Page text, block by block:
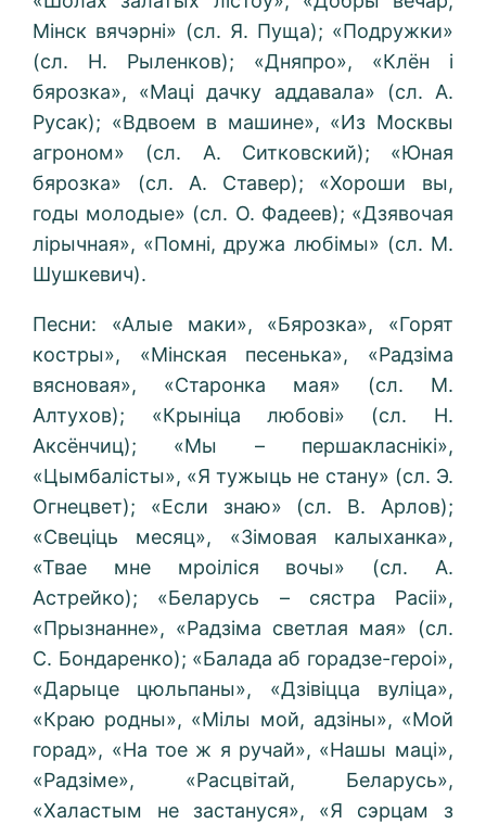
Мінск вячэрні» (сл. Я. Пуща); «Подружки»
(сл. Н. Рыленков); «Дняпро», «Клён i
бярозка», «Маці дачку аддавала» (сл. А.
Русак); «Вдвоем в машине», «Из Москвы
агроном» (сл. А. Ситковский); «Юная
бярозка» (сл. А. Ставер); «Хороши вы,
годы молодые» (сл. О. Фадеев); «Дзявочая
лірычная», «Помні, дружа любімы» (сл. M.
Шушкевич).
Песни: «Алые маки», «Бярозка», «Горят
костры», «Мінская песенька», «Радзіма
вясновая», «Старонка мая» (сл. М.
Алтухов); «Крыніца любові» (сл. H.
Аксёнчиц); «Мы – першакласнікі»,
«Цымбалісты», «Я тужыць не стану» (сл. Э.
Огнецвет); «Если знаю» (сл. В. Арлов);
«Свеціць месяц», «Зімовая калыханка»,
«Твае мне мроіліся вочы» (сл. А.
Астрейко); «Беларусь – сястра Расіі»,
«Прызнанне», «Радзіма светлая мая» (сл.
С. Бондаренко); «Балада аб горадзе-героі»,
«Дарыце цюльпаны», «Дзівіцца вуліца»,
«Краю родны», «Мілы мой, адзіны», «Мой
горад», «На тое ж я ручай», «Нашы маці»,
«Радзіме», «Расцвітай, Беларусь»,
«Халастым не застануся», «Я сэрцам з